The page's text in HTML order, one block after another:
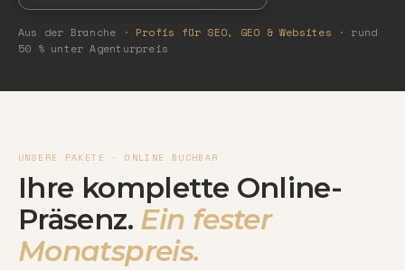
Aus der Branche · Profis für SEO, GEO & Websites · rund
50 % unter Agenturpreis
UNSERE PAKETE · ONLINE BUCHBAR
Ihre komplette Online-
Präsenz. Ein fester
Monatspreis.